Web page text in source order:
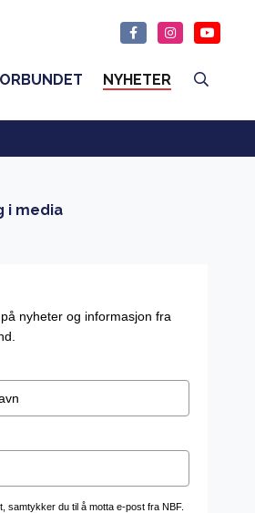
NYHETER
i media
nyheter og informasjon fra
samtykker du til å motta e-post fra NBF.